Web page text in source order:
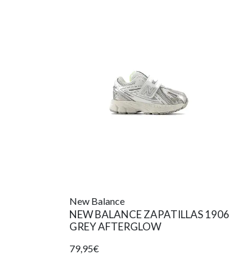
New Balance
NEW BALANCE ZAPATILLAS 1906
GREY AFTERGLOW
79,95€